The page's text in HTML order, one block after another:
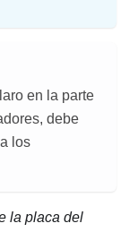
en la parte
debe
los
la placa del